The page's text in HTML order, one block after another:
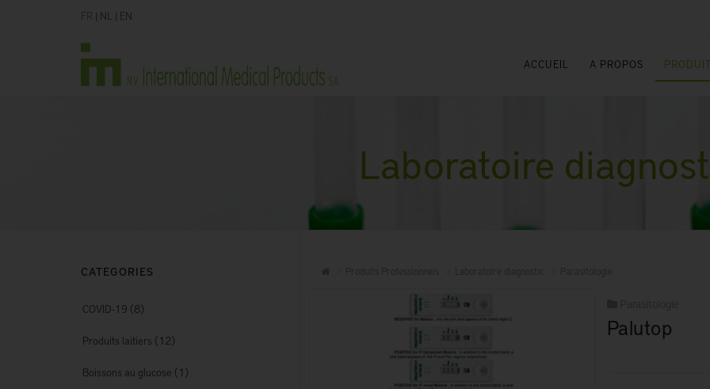
| NL | EN
ACCUEIL A PROPOS
Laboratoire
Palutop
CATEGORIES
COVID-19 (8)
Produits laitiers (12)
Boissons au glucose (1)